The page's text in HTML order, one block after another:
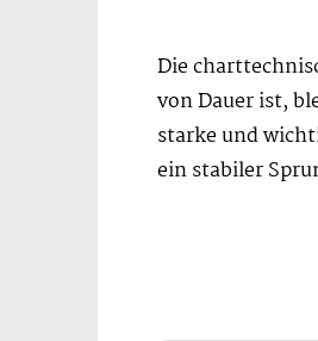
Die
von Dauer ist,
starke und
ein stabiler